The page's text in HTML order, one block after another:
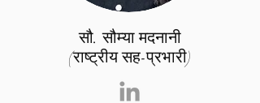
सौ. सौम्या मदनानी
(राष्ट्रीय सह-प्रभारी)